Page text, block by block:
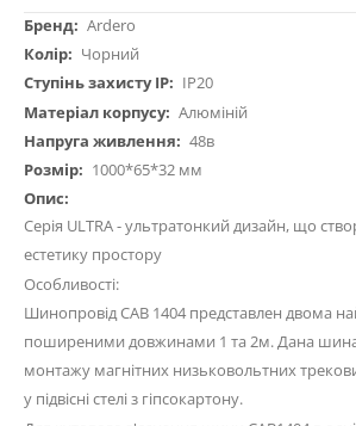
ДокладнішеArdero
Чорний
IP20
Алюміній
48в
1000*65*32 мм
Серія ULTRA - ультратонкий дизайн, що
естетику простору
Особливості:
Шинопровід CAB 1404 представлен двома
поширеними довжинами 1 та 2м. Дана
монтажу магнітних низьковольтних
у підвісні стелі з гіпсокартону.